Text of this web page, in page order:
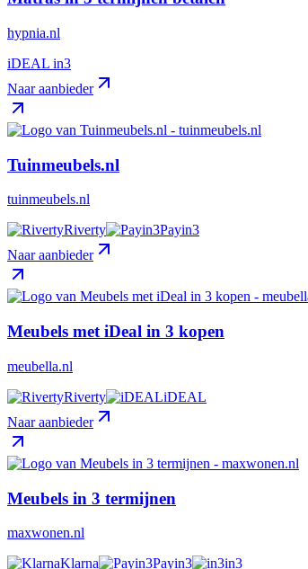
hypnia.nl
iDEAL in3
Naar aanbieder
Tuinmeubels.nl
tuinmeubels.nl
Riverty
Payin3
Naar aanbieder
Meubels met iDeal in 3 kopen
meubella.nl
Riverty
iDEAL
Naar aanbieder
Meubels in 3 termijnen
maxwonen.nl
Klarna
Payin3 in3